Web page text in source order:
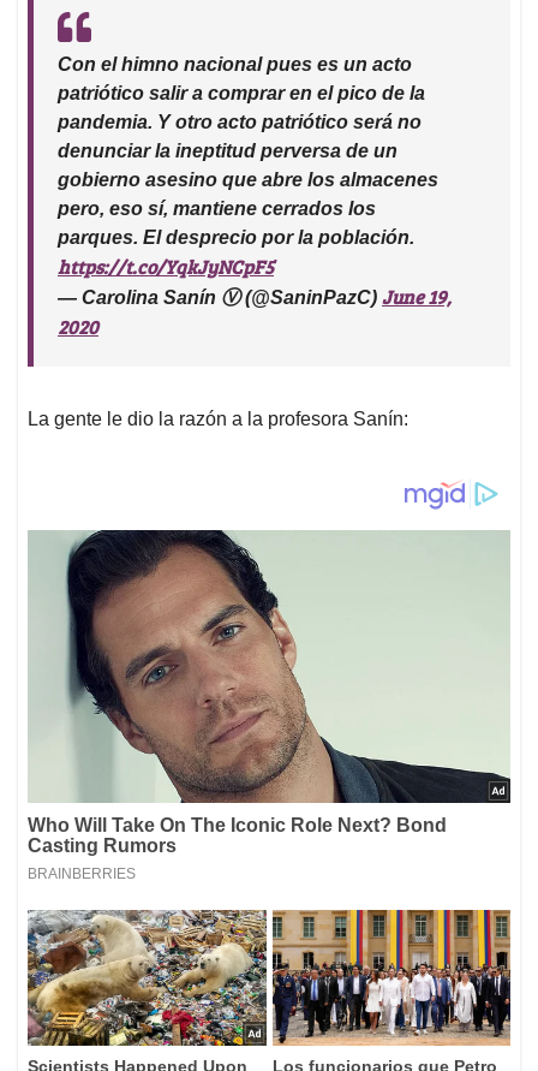
Con el himno nacional pues es un acto
patriótico salir a comprar en el pico de la
pandemia. Y otro acto patriótico será no
denunciar la ineptitud perversa de un
gobierno asesino que abre los almacenes
pero, eso sí, mantiene cerrados los
parques. El desprecio por la población.
https://t.co/YqkJyNCpF5
— Carolina Sanín Ⓥ (@SaninPazC) June 19,
2020
La gente le dio la razón a la profesora Sanín: